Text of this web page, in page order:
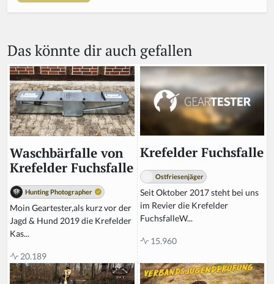
h
u
m
a
n,
ig
n
o
r
e
t
hi
s
fi
el
d
Das könnte dir auch gefallen
Waschbärfalle von
Krefelder Fuchsfalle
Hunting Photographer
Moin Geartester,als kurz vor der
Jagd & Hund 2019 die Krefelder
Kas...
20.189
Krefelder Fuchsfalle
Ostfriesenjäger
Seit Oktober 2017 steht bei uns
im Revier die Krefelder
FuchsfalleW...
15.960